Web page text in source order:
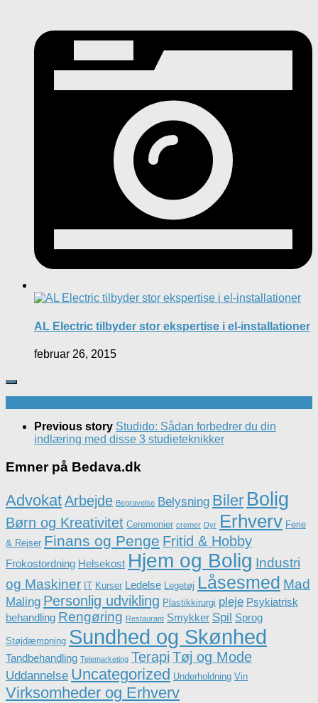
AL Electric tilbyder stor ekspertise i el-installationer
februar 26, 2015
Previous story Studido: Sådan forbedrer du din
indlæring med disse 3 studieteknikker
Emner på Bedava.dk
AdvokatArbejde Begravelse Belysning Biler Bolig
Børn og Kreativitet Ceremonier cremer Dyr Erhverv Ferie
& Rejser Finans og Penge Fritid & Hobby
Frokostordning Helsekost Hjem og Bolig Industri
og Maskiner IT Kurser Ledelse Legetøj Låsesmed Mad
Maling Personlig udvikling Plastikkirurgi pleje Psykiatrisk
behandling Rengøring Restaurant Smykker Spil Sprog
Støjdæmpning Sundhed og Skønhed
Tandbehandling Telemarketing Terapi Tøj og Mode
Uddannelse Uncategorized Underholdning Vin
Virksomheder og Erhverv